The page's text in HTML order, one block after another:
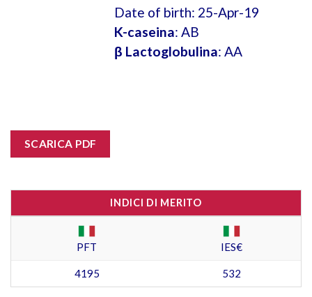
Date of birth: 25-Apr-19
K-caseina: AB
β Lactoglobulina: AA
SCARICA PDF
INDICI DI MERITO
PFT IES€
4195 532